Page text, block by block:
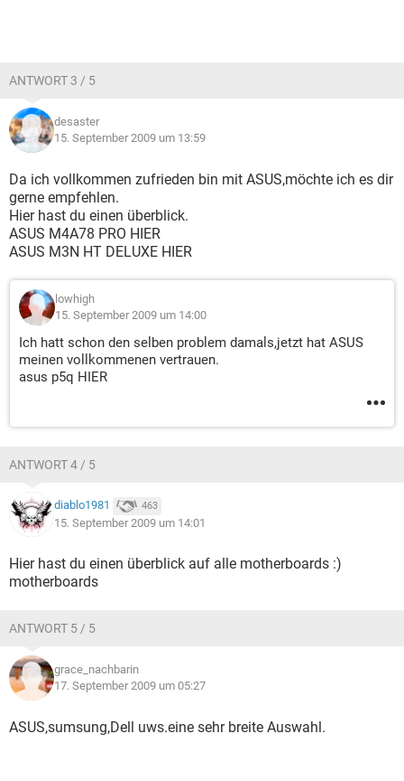
ANTWORT 3 / 5
desaster
15. September 2009 um 13:59
Da ich vollkommen zufrieden bin mit ASUS,möchte ich es dir
gerne empfehlen.
Hier hast du einen überblick.
ASUS M4A78 PRO HIER
ASUS M3N HT DELUXE HIER
lowhigh
15. September 2009 um 14:00
Ich hatt schon den selben problem damals,jetzt hat ASUS
meinen vollkommenen vertrauen.
asus p5q HIER
ANTWORT 4 / 5
diablo1981 463
15. September 2009 um 14:01
Hier hast du einen überblick auf alle motherboards :)
motherboards
ANTWORT 5 / 5
grace_nachbarin
17. September 2009 um 05:27
ASUS,sumsung,Dell uws.eine sehr breite Auswahl.